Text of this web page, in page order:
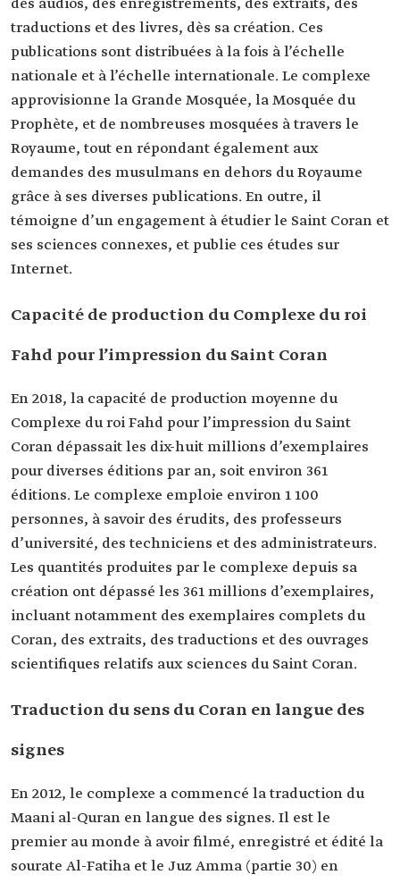
des audios, des enregistrements, des extraits, des
traductions et des livres, dès sa création. Ces
publications sont distribuées à la fois à l’échelle
nationale et à l’échelle internationale. Le complexe
approvisionne la Grande Mosquée, la Mosquée du
Prophète, et de nombreuses mosquées à travers le
Royaume, tout en répondant également aux
demandes des musulmans en dehors du Royaume
grâce à ses diverses publications. En outre, il
témoigne d’un engagement à étudier le Saint Coran et
ses sciences connexes, et publie ces études sur
Internet.
Capacité de production du Complexe du roi
Fahd pour l’impression du Saint Coran
En 2018, la capacité de production moyenne du
Complexe du roi Fahd pour l’impression du Saint
Coran dépassait les dix-huit millions d’exemplaires
pour diverses éditions par an, soit environ 361
éditions. Le complexe emploie environ 1 100
personnes, à savoir des érudits, des professeurs
d’université, des techniciens et des administrateurs.
Les quantités produites par le complexe depuis sa
création ont dépassé les 361 millions d’exemplaires,
incluant notamment des exemplaires complets du
Coran, des extraits, des traductions et des ouvrages
scientifiques relatifs aux sciences du Saint Coran.
Traduction du sens du Coran en langue des
signes
En 2012, le complexe a commencé la traduction du
Maani al-Quran en langue des signes. Il est le
premier au monde à avoir filmé, enregistré et édité la
sourate Al-Fatiha et le Juz Amma (partie 30) en